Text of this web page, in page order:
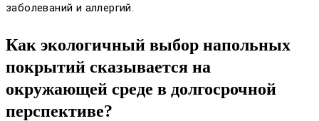
заболеваний и аллергий.
Как экологичный выбор напольных
покрытий сказывается на
окружающей среде в долгосрочной
перспективе?